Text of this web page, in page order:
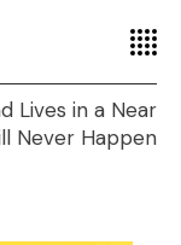
Lives in a Near
Never Happen